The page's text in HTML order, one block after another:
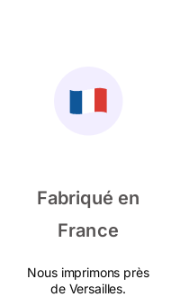
Fabriqué en
France
Nous imprimons près
de Versailles.